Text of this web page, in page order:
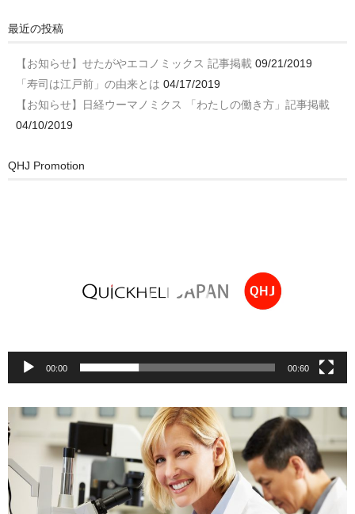
最近の投稿
【お知らせ】せたがやエコノミックス 記事掲載 09/21/2019
「寿司は江戸前」の由来とは 04/17/2019
【お知らせ】日経ウーマノミクス 「わたしの働き方」記事掲載
04/10/2019
QHJ Promotion
00:00 00:60